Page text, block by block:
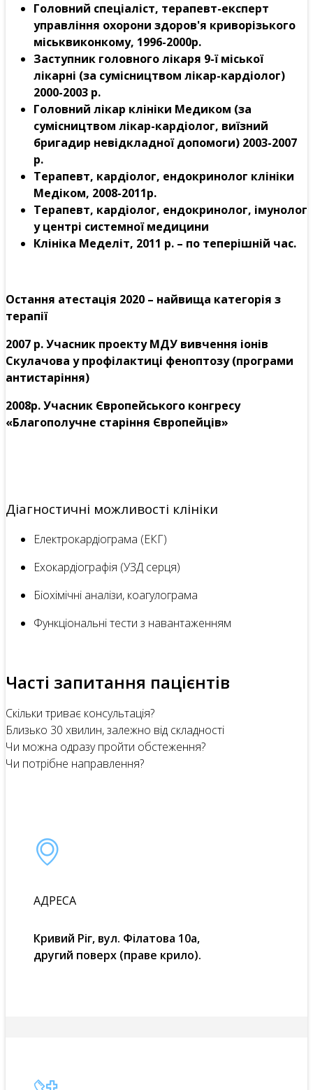
Головний спеціаліст, терапевт-експерт
управління охорони здоров'я криворізького
міськвиконкому, 1996-2000р.
Заступник головного лікаря 9-ї міської
лікарні (за сумісництвом лікар-кардіолог)
2000-2003 р.
Головний лікар клініки Медиком (за
сумісництвом лікар-кардіолог, виїзний
бригадир невідкладної допомоги) 2003-2007
р.
Терапевт, кардіолог, ендокринолог клініки
Медіком, 2008-2011р.
Терапевт, кардіолог, ендокринолог, імунолог
у центрі системної медицини
Клініка Меделіт, 2011 р. – по теперішній час.
Остання атестація 2020 – найвища категорія з
терапії
2007 р. Учасник проекту МДУ вивчення іонів
Скулачова у профілактиці феноптозу (програми
антистаріння)
2008р. Учасник Європейського конгресу
«Благополучне старіння Європейців»
Діагностичні можливості клініки
Електрокардіограма (ЕКГ)
Ехокардіографія (УЗД серця)
Біохімічні аналізи, коагулограма
Функціональні тести з навантаженням
Часті запитання пацієнтів
Скільки триває консультація?
Близько 30 хвилин, залежно від складності
Чи можна одразу пройти обстеження?
Чи потрібне направлення?
АДРЕСА
Кривий Ріг, вул. Філатова 10а,
другий поверх (праве крило).